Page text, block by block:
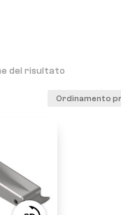
del risultato